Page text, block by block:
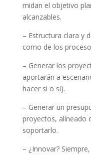
midan el objetivo
alcanzables.
– Estructura clara y
como de los
– Generar los
aportarán a
hacer si o si).
– Generar un
proyectos, alineado
soportarlo.
– ¿Innovar?